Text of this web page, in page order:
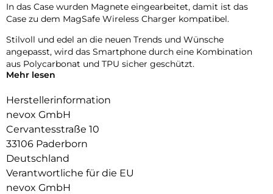
In das Case wurden Magnete eingearbeitet, damit ist das
Case zu dem MagSafe Wireless Charger kompatibel.
Stilvoll und edel an die neuen Trends und Wünsche
angepasst, wird das Smartphone durch eine Kombination
aus Polycarbonat und TPU sicher geschützt.
vor Stürzen.
Das Display ist durch die seitlichen Flanken geschützt.
Durch das verwendete Material ist diese komplett
Transparent und bringt jegliche Farbe des Smartphones,
passend zur Geltung.
Die Anschlüsse, Knöpfe und Kamera bleiben voll zugänglich.
Mehr lesen
Herstellerinformation
nevox GmbH
Cervantesstraße 10
33106 Paderborn
Deutschland
Verantwortliche für die EU
nevox GmbH